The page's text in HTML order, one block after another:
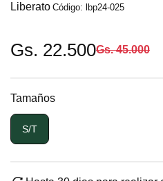
Liberato Código: lbp24-025
Gs. 22.500Gs. 45.000
Tamaños
S/T